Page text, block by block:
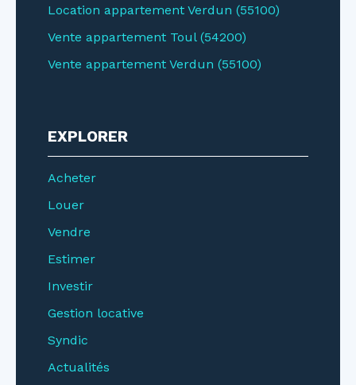
Location appartement Verdun (55100)
Vente appartement Toul (54200)
Vente appartement Verdun (55100)
EXPLORER
Acheter
Louer
Vendre
Estimer
Investir
Gestion locative
Syndic
Actualités